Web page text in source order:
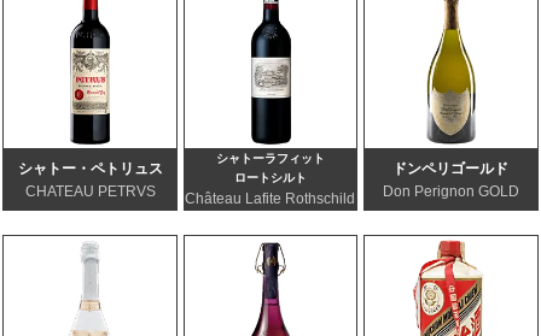
シャトー・ペトリュス
CHATEAU PETRVS
シャトーラフィット
ロートシルト
Château Lafite Rothschild
ドンペリゴールド
Don Perignon GOLD